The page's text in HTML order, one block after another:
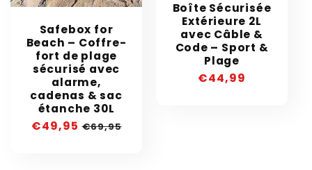
Safebox for
Beach – Coffre-
fort de plage
sécurisé avec
alarme,
cadenas & sac
étanche 30L
Prix
€49,95 Prix
€69,95
Boîte Sécurisée
Extérieure 2L
avec Câble &
Code – Sport &
Plage
Prix
€44,99